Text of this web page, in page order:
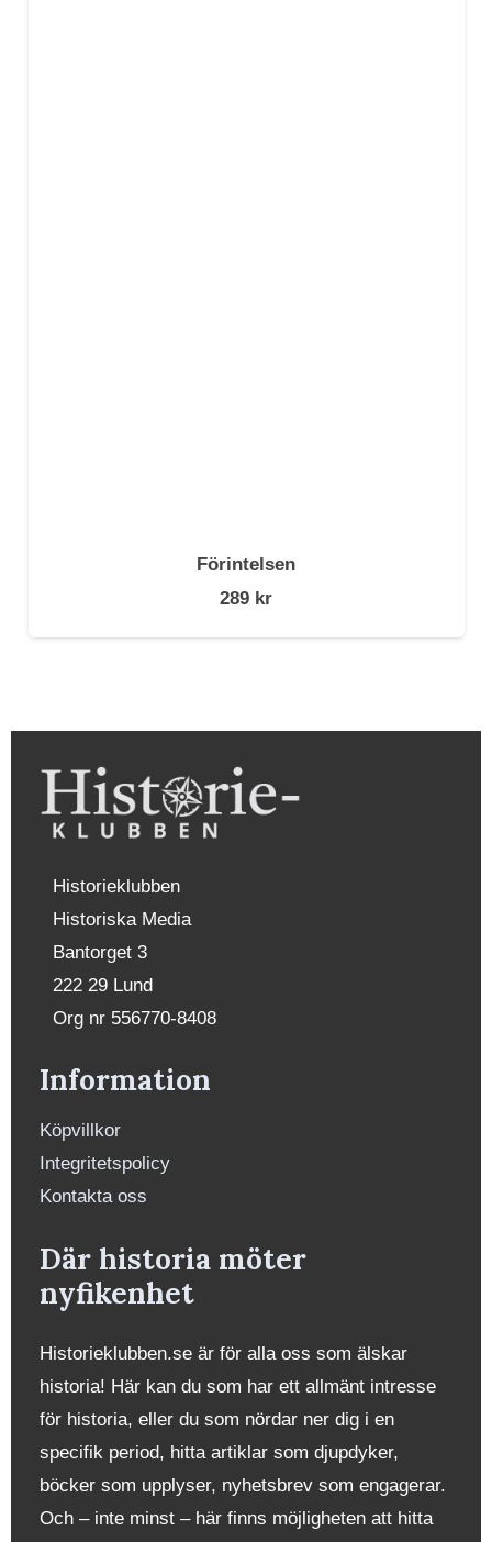
Förintelsen
289 kr
Historieklubben
Historiska Media
Bantorget 3
222 29 Lund
Org nr 556770-8408
Information
Köpvillkor
Integritetspolicy
Kontakta oss
Där historia möter
nyfikenhet
Historieklubben.se är för alla oss som älskar
historia! Här kan du som har ett allmänt intresse
för historia, eller du som nördar ner dig i en
specifik period, hitta artiklar som djupdyker,
böcker som upplyser, nyhetsbrev som engagerar.
Och – inte minst – här finns möjligheten att hitta